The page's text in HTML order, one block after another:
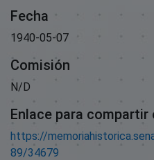
Fecha
1940-05-07
Comisión
N/D
Enlace para
https://
89/34679